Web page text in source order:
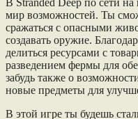
мир возможностей. Ты
сражаться с опасными
создавать оружие.
делиться ресурсами с
разведением фермы для
забудь также о
новые предметы для
В этой игре ты будешь